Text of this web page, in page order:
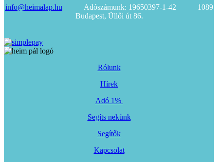
info@heimalap.hu Adószámunk: 19650397-1-42 1089
Budapest, Üllői út 86.
Rólunk
Hírek
Adó 1%
Segíts nekünk
Segítők
Kapcsolat